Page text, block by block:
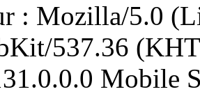
: Mozilla/5.0
537.36
Mobile